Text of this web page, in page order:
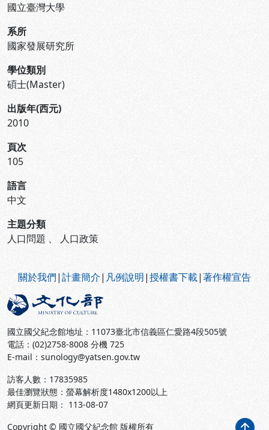
國立臺灣大學
系所
國家發展研究所
學位類別
碩士(Master)
出版年(西元)
2010
頁次
105
語言
中文
主題分類
人口問題 、 人口政策
關於我們|計畫簡介| 凡例說明|授權書下載|著作權宣告
國立國父紀念館地址：11073臺北市信義區仁愛路4段505號
電話：(02)2758-8008 分機 725
E-mail：sunology@yatsen.gov.tw
訪客人數： 17835985
最佳瀏覽狀態：螢幕解析度1480x1200以上
網頁更新日期： 113-08-07
Copyright © 國立國父紀念館 版權所有